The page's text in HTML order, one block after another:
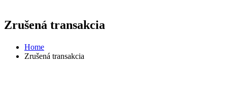
Zrušená transakcia
Home
Zrušená transakcia